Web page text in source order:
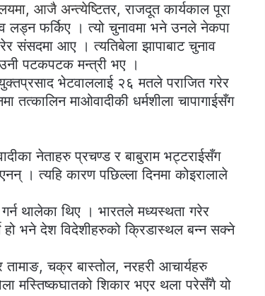
आजै अन्त्येष्टितर, राजदूत कार्यकाल पूरा
लड्न फर्किए । त्यो चुनावमा भने उनले नेकपा
संसदमा आए । त्यतिबेला झापाबाट चुनाव
पटकपटक मन्त्री भए ।
भेटवाललाई २६ मतले पराजित गरेर
माओवादीकी धर्मशीला चापागाईसँग
नेताहरु प्रचण्ड र बाबुराम भट्टराईसँग
। त्यहि कारण पछिल्ला दिनमा कोइरालाले
थालेका थिए । भारतले मध्यस्थता गरेर
हो भने देश विदेशीहरुको क्रिडास्थल बन्न सक्ने
चक्र बास्तोल, नरहरी आचार्यहरु
मस्तिष्कघातको शिकार भएर थला परेसँगै यो